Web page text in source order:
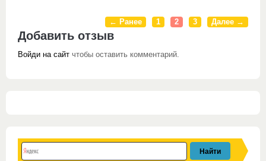
← Ранее 1 2 3 Далее →
Добавить отзыв
Войди на сайт чтобы оставить комментарий.